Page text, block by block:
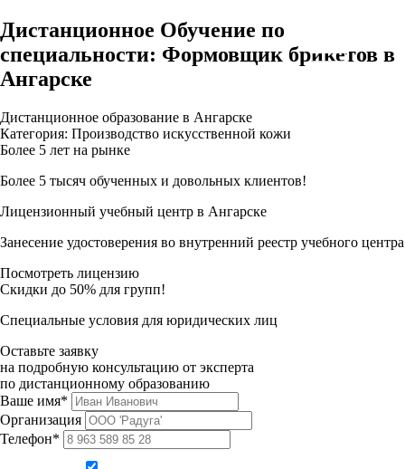
Дистанционное Обучение по
специальности: Формовщик брикетов в
Ангарске
Дистанционное образование в Ангарске
Категория: Производство искусственной кожи
Более 5 лет на рынке
Более 5 тысяч обученных и довольных клиентов!
Лицензионный учебный центр в Ангарске
Занесение удостоверения во внутренний реестр учебного центра
Посмотреть лицензию
Скидки до 50% для групп!
Специальные условия для юридических лиц
Оставьте заявку
на подробную консультацию от эксперта
по дистанционному образованию
Ваше имя*
Организация
Телефон*